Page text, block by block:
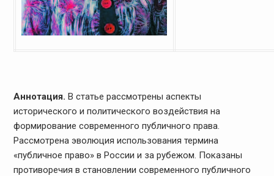
Аннотация. В статье рассмотрены аспекты
исторического и политического воздействия на
формирование современного публичного права.
Рассмотрена эволюция использования термина
«публичное право» в России и за рубежом. Показаны
противоречия в становлении современного публичного